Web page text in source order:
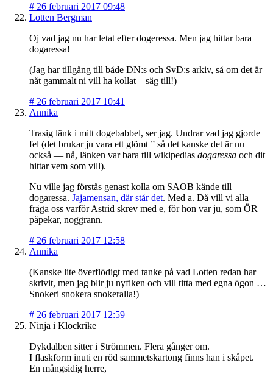
# 26 februari 2017 09:48
Lotten Bergman
Oj vad jag nu har letat efter dogeressa. Men jag hittar bara
dogaressa!
(Jag har tillgång till både DN:s och SvD:s arkiv, så om det är
nåt gammalt ni vill ha kollat – säg till!)
# 26 februari 2017 10:41
Annika
Trasig länk i mitt dogebabbel, ser jag. Undrar vad jag gjorde
fel (det brukar ju vara ett glömt ” så det kanske det är nu
också — nå, länken var bara till wikipedias dogaressa och dit
hittar vem som vill).
Nu ville jag förstås genast kolla om SAOB kände till
dogaressa. Jajamensan, där står det. Med a. Då vill vi alla
fråga oss varför Astrid skrev med e, för hon var ju, som ÖR
påpekar, noggrann.
# 26 februari 2017 12:58
Annika
(Kanske lite överflödigt med tanke på vad Lotten redan har
skrivit, men jag blir ju nyfiken och vill titta med egna ögon …
Snokeri snokera snokeralla!)
# 26 februari 2017 12:59
Ninja i Klockrike
Dykdalben sitter i Strömmen. Flera gånger om.
I flaskform inuti en röd sammetskartong finns han i skåpet.
En mångsidig herre,